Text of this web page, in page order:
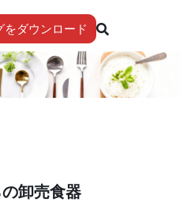
をダウンロード
卸売食器